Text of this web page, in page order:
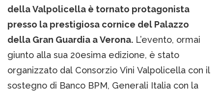
della Valpolicella è tornato protagonista
presso la prestigiosa cornice del Palazzo
della Gran Guardia a Verona. L’evento, ormai
giunto alla sua 20esima edizione, è stato
organizzato dal Consorzio Vini Valpolicella con il
sostegno di Banco BPM, Generali Italia con la